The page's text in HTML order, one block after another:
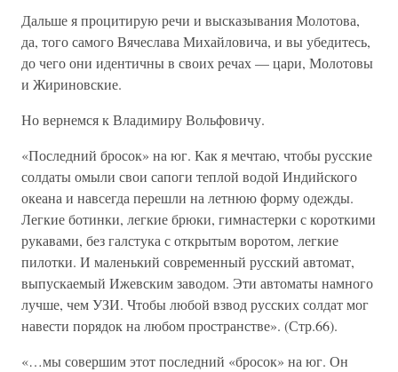
Дальше я процитирую речи и высказывания Молотова,
да, того самого Вячеслава Михайловича, и вы убедитесь,
до чего они идентичны в своих речах — цари, Молотовы
и Жириновские.
Но вернемся к Владимиру Вольфовичу.
«Последний бросок» на юг. Как я мечтаю, чтобы русские
солдаты омыли свои сапоги теплой водой Индийского
океана и навсегда перешли на летнюю форму одежды.
Легкие ботинки, легкие брюки, гимнастерки с короткими
рукавами, без галстука с открытым воротом, легкие
пилотки. И маленький современный русский автомат,
выпускаемый Ижевским заводом. Эти автоматы намного
лучше, чем УЗИ. Чтобы любой взвод русских солдат мог
навести порядок на любом пространстве». (Стр.66).
«…мы совершим этот последний «бросок» на юг. Он